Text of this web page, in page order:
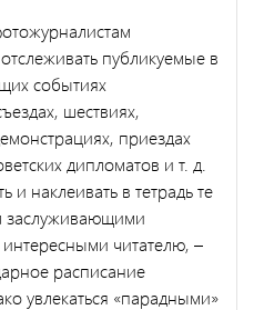
публикуемые в
событиях
шествиях,
приездах
дипломатов и т. д.
наклеивать в тетрадь те
заслуживающими
читателю, –
расписание
увлекаться «парадными»